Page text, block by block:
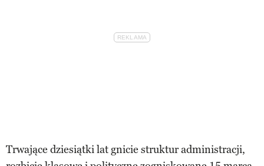
Trwające dziesiątki lat gnicie struktur administracji,